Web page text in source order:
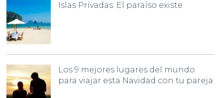
Islas Privadas: El paraíso existe
Los 9 mejores lugares del mundo
para viajar esta Navidad con tu pareja